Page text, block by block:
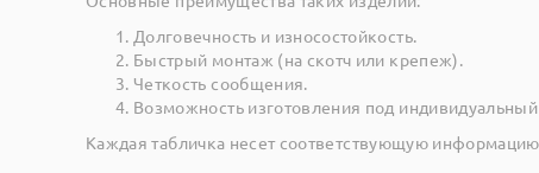
Долговечность и износостойкость.
Быстрый монтаж (на скотч или крепеж).
Четкость сообщения.
Возможность изготовления под индивидуальный
Каждая табличка несет соответствующую